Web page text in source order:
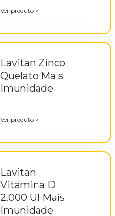
Ver produto >
Lavitan Zinco
Quelato Mais
Imunidade
Ver produto >
Lavitan
Vitamina D
2.000 UI Mais
Imunidade